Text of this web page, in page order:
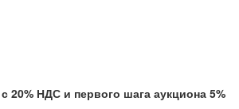
НДС и первого шага аукциона 5%